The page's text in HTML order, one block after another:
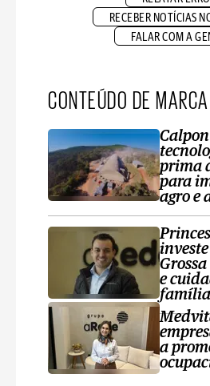
RECEBER NOTÍCIAS
FALAR COM A
CONTEÚDO DE MARCA
prima
para
agro e
e
a